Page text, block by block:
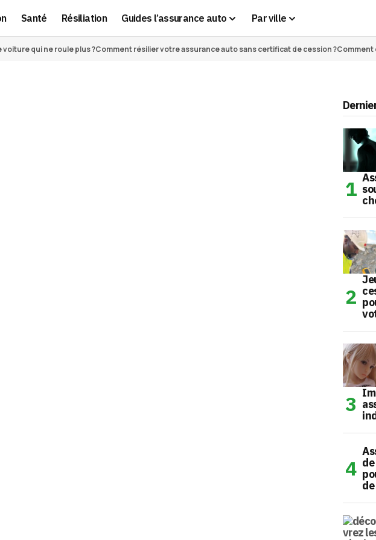
Santé Résiliation Guides l’assurance auto Par ville
qui ne roule plus ?Comment résilier votre assurance auto sans certificat de cession ?Comment